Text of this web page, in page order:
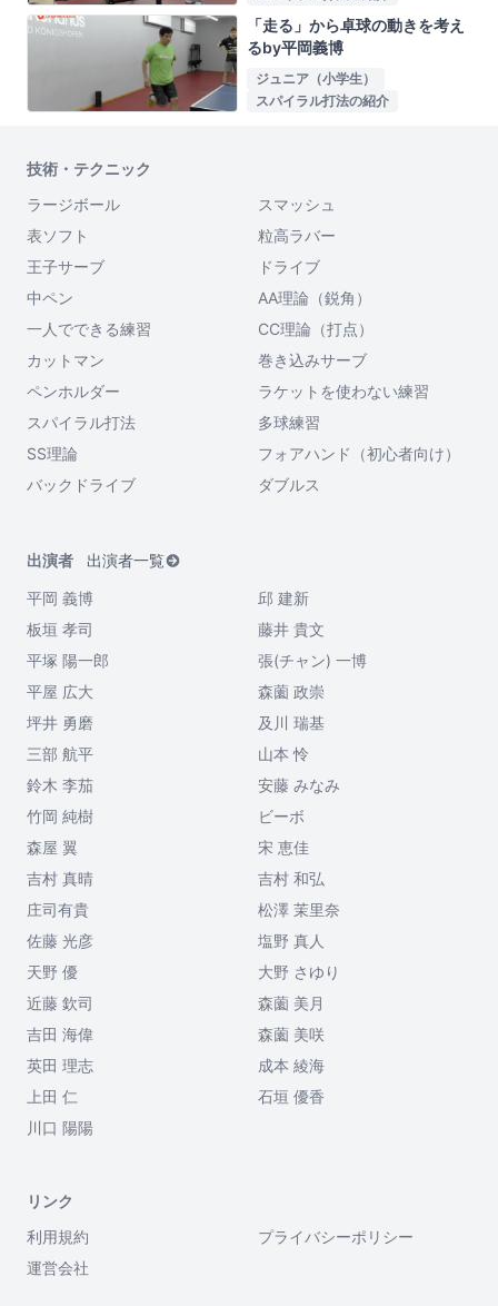
「走る」から卓球の動きを考え
るby平岡義博
ジュニア（小学生）
スパイラル打法の紹介
技術・テクニック
ラージボール
スマッシュ
表ソフト
粒高ラバー
王子サーブ
ドライブ
中ペン
AA理論（鋭角）
一人でできる練習
CC理論（打点）
カットマン
巻き込みサーブ
ペンホルダー
ラケットを使わない練習
スパイラル打法
多球練習
SS理論
フォアハンド（初心者向け）
バックドライブ
ダブルス
出演者
出演者一覧
平岡 義博
邱 建新
板垣 孝司
藤井 貴文
平塚 陽一郎
張(チャン) 一博
平屋 広大
森薗 政崇
坪井 勇磨
及川 瑞基
三部 航平
山本 怜
鈴木 李茄
安藤 みなみ
竹岡 純樹
ビーボ
森屋 翼
宋 恵佳
吉村 真晴
吉村 和弘
庄司有貴
松澤 茉里奈
佐藤 光彦
塩野 真人
天野 優
大野 さゆり
近藤 欽司
森薗 美月
吉田 海偉
森薗 美咲
英田 理志
成本 綾海
上田 仁
石垣 優香
川口 陽陽
リンク
利用規約
プライバシーポリシー
運営会社